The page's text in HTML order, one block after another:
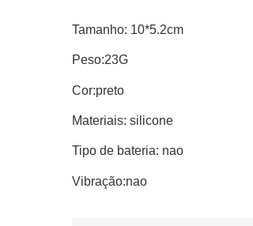
Tamanho: 10*5.2cm
Peso:23G
Cor:preto
Materiais: silicone
Tipo de bateria: nao
Vibração:nao